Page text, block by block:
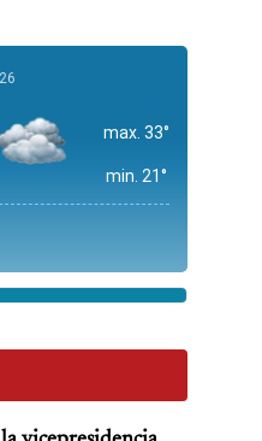
max. 33°
min. 21°